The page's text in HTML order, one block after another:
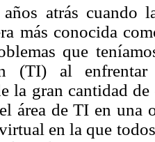
atrás cuando
más conocida
que
(TI) al
la gran cantidad
área de TI en una
en la que